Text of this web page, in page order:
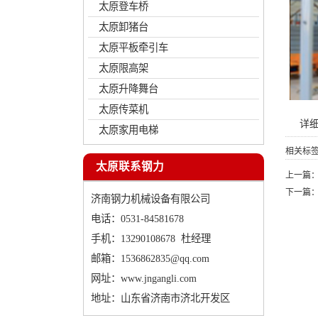
太原登车桥
太原卸猪台
太原平板牵引车
太原限高架
太原升降舞台
太原传菜机
太原家用电梯
太原联系钢力
济南钢力机械设备有限公司
电话：0531-84581678
手机：13290108678 杜经理
邮箱：1536862835@qq.com
网址： www.jngangli.com
地址：山东省济南市济北开发区
详
相关标
上一篇
下一篇